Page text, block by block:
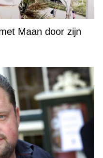
Maan door zijn